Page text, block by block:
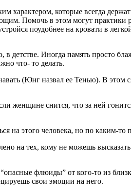
ха­рактером, которые всегда
Помочь в этом могут практики
поудобнее на кровати в
детст­ве. Иногда память просто
что- то делать.
(Юнг назвал ее Тенью). В этом
снится, что за ней
на этого человека, но по каким-
на тех, кому не можешь
флюиды” от кого-то из
свои эмоции на него.